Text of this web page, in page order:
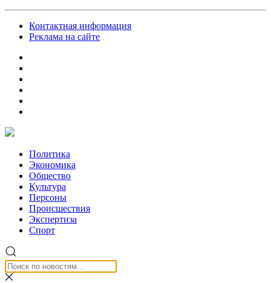
Контактная информация
Реклама на сайте
Политика
Экономика
Общество
Культура
Персоны
Происшествия
Экспертиза
Спорт